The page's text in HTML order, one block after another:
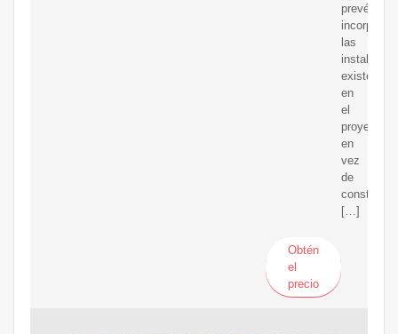
prevén
incorporar
las
existentes
en
el
proyecto
en
vez
de
construir
[…]
Obtén
el
precio